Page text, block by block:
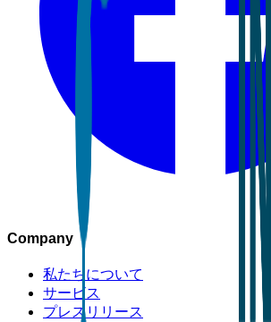
Company
私たちについて
サービス
プレスリリース